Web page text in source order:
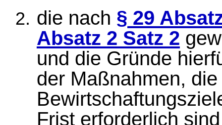
die nach § 29
Absatz 2 Satz 2
und die Gründe
der Maßnahmen,
Frist erforderlich